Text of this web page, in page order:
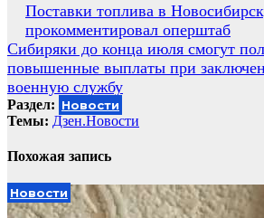
Навигация
по
записям
Поставки топлива в
прокомментировал оперштаб
Сибиряки до конца июля смогут
повышенные выплаты при
военную службу
Раздел: Новости
Темы: Дзен.Новости
Похожая запись
Новости